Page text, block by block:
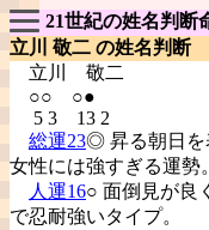
21世紀の姓名判断
立川 敬二 の姓名判断
立川 敬二
○○ ○●
5 3 13 2
総運23◎ 昇る朝日を
女性には強すぎる運勢。
人運16○ 面倒見が良
で忍耐強いタイプ。